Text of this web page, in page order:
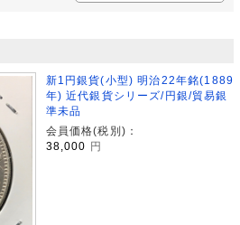
新1円銀貨(小型) 明治22年銘(1889
年) 近代銀貨シリーズ/円銀/貿易銀
準未品
会員価格(税別)：
38,000
円